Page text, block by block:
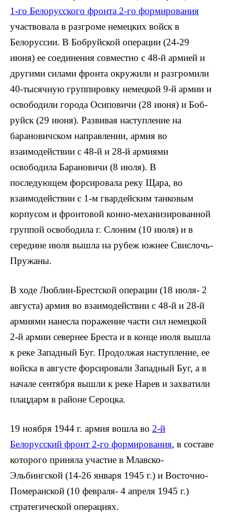
1-го Белорусского фронта 2-го формирования
участвовала в раз­громе немецких войск в
Белоруссии. В Бобруйской операции (24-29
июня) ее соединения совместно с 48-й арми­ей и
другими силами фронта окружили и разгромили
40-тысячную группиров­ку немецкой 9-й армии и
освободили города Осиповичи (28 июня) и Боб­
руйск (29 июня). Развивая наступление на
барановичском направлении, армия во
взаимодействии с 48-й и 28-й армия­ми
освободила Барановичи (8 июля). В
последующем форсировала реку Щара, во
взаимодействии с 1-м гвардей­ским танковым
корпусом и фронтовой конно-механизированной
группой осво­бодила г. Слоним (10 июля) и в
середи­не июля вышла на рубеж южнее Свислочь-
Пружаны.
В ходе Люблин-Брестской операции (18 июля- 2
августа) армия во взаимодействии с 48-й и 28-й
армиями нанесла поражение части сил немецкой
2-й ар­мии севернее Бреста и в конце июля вышла
к реке Западный Буг. Продолжая наступление, ее
войска в августе форси­ровали Западный Буг, а в
начале сентяб­ря вышли к реке Нарев и захватили
плац­дарм в районе Сероцка.
19 ноября 1944 г. армия вошла во 2-й
Белорусский фронт 2-го формирования, в составе
которого приняла участие в Млавско-
Эльбингской (14-26 января 1945 г.) и Восточно-
Померанской (10 февраля- 4 апреля 1945 г.)
страте­гической операциях.